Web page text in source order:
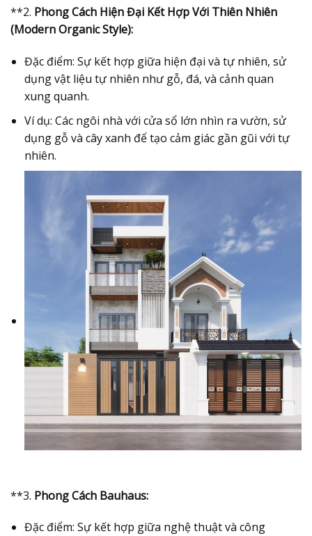
**2. Phong Cách Hiện Đại Kết Hợp Với Thiên Nhiên
(Modern Organic Style):
Đặc điểm: Sự kết hợp giữa hiện đại và tự nhiên, sử
dụng vật liệu tự nhiên như gỗ, đá, và cảnh quan
xung quanh.
Ví dụ: Các ngôi nhà với cửa sổ lớn nhìn ra vườn, sử
dụng gỗ và cây xanh để tạo cảm giác gần gũi với tự
nhiên.
**3. Phong Cách Bauhaus:
Đặc điểm: Sự kết hợp giữa nghệ thuật và công